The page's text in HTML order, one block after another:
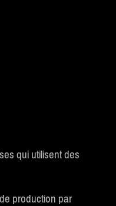
qui utilisent des
production par